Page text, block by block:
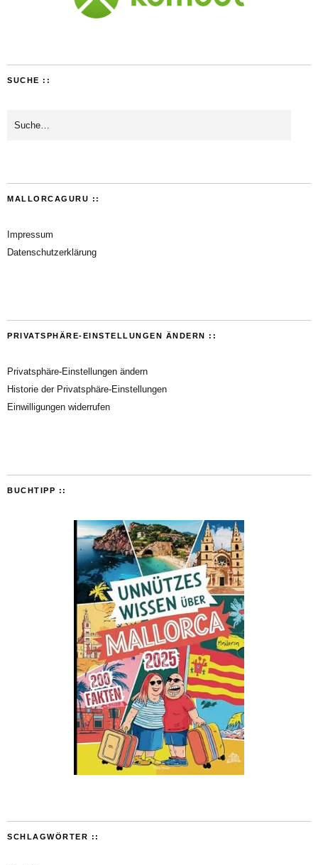
SUCHE ::
MALLORCAGURU ::
Impressum
Datenschutzerklärung
PRIVATSPHÄRE-EINSTELLUNGEN ÄNDERN ::
Privatsphäre-Einstellungen ändern
Historie der Privatsphäre-Einstellungen
Einwilligungen widerrufen
BUCHTIPP ::
SCHLAGWÖRTER ::